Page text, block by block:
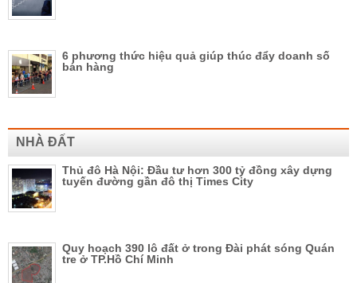
6 phương thức hiệu quả giúp thúc đẩy doanh số
bán hàng
NHÀ ĐẤT
Thủ đô Hà Nội: Đầu tư hơn 300 tỷ đồng xây dựng
tuyến đường gần đô thị Times City
Quy hoạch 390 lô đất ở trong Đài phát sóng Quán
tre ở TP.Hồ Chí Minh